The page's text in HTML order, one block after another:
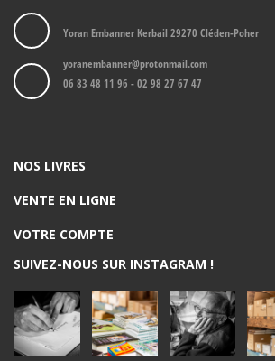
Yoran Embanner Kerbail 29270 Cléden-Poher
yoranembanner@protonmail.com
06 83 48 11 96 - 02 98 27 67 47
NOS LIVRES
VENTE EN LIGNE
VOTRE COMPTE
SUIVEZ-NOUS SUR INSTAGRAM !